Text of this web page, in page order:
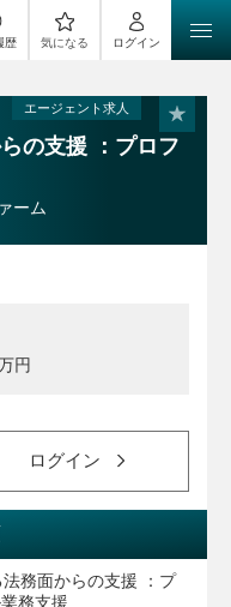
歴 気になる ログイン
エージェント求人
の支援 ：プロフ
ーム
円
ログイン
務面からの支援 ：プ
務支援